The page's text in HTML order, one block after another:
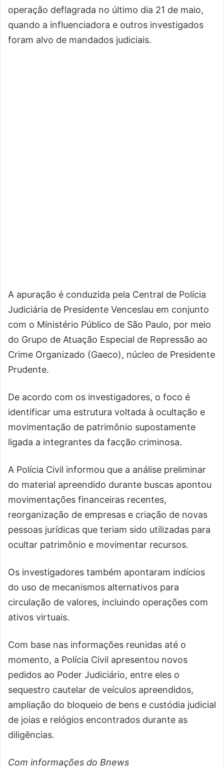
operação deflagrada no último dia 21 de maio,
quando a influenciadora e outros investigados
foram alvo de mandados judiciais.
A apuração é conduzida pela Central de Polícia
Judiciária de Presidente Venceslau em conjunto
com o Ministério Público de São Paulo, por meio
do Grupo de Atuação Especial de Repressão ao
Crime Organizado (Gaeco), núcleo de Presidente
Prudente.
De acordo com os investigadores, o foco é
identificar uma estrutura voltada à ocultação e
movimentação de patrimônio supostamente
ligada a integrantes da facção criminosa.
A Polícia Civil informou que a análise preliminar
do material apreendido durante buscas apontou
movimentações financeiras recentes,
reorganização de empresas e criação de novas
pessoas jurídicas que teriam sido utilizadas para
ocultar patrimônio e movimentar recursos.
Os investigadores também apontaram indícios
do uso de mecanismos alternativos para
circulação de valores, incluindo operações com
ativos virtuais.
Com base nas informações reunidas até o
momento, a Polícia Civil apresentou novos
pedidos ao Poder Judiciário, entre eles o
sequestro cautelar de veículos apreendidos,
ampliação do bloqueio de bens e custódia judicial
de joias e relógios encontrados durante as
diligências.
Com informações do Bnews